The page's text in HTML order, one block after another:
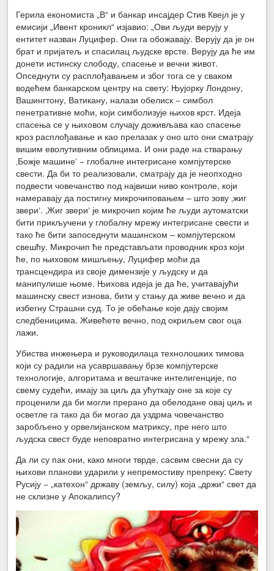
Герила економиста „В“ и банкар инсајдер Стив Квејл је у
емисији „Ивент кроникл“ изјавио: „Ови људи верују у
ентитет назван Луцифер. Они га обожавају. Верују да је он
брат и пријатељ и спасилац људске врсте. Верују да ће им
донети истинску слободу, спасење и вечни живот.
Опседнути су расплођавањем и због тога се у сваком
водећем банкарском центру на свету: Њујорку Лондону,
Вашингтону, Ватикану, налази обелиск − симбол
пенетративне моћи, који симболизује њихов крст. Идеја
спасења се у њиховом случају доживљава као спасење
кроз расплођавање и као прелазак у оно што они сматрају
вишим еволутивним облицима. И они раде на стварању
‚Божје машине‘ − глобалне интегрисане компјутерске
свести. Да би то реализовали, сматрају да је неопходно
подвести човечанство под највиши ниво контроле, који
намеравају да постигну микрочиповањем – што зову ‚жиг
звери‘. ‚Жиг звери‘ је микрочип којим ће људи аутоматски
бити прикључени у глобалну мрежу интегрисане свести и
тако ће бити запоседнути машинском – компјутерском
свешћу. Микрочип ће представљати проводник кроз који
ће, по њиховом мишљењу, Луцифер моћи да
трансцендира из своје димензије у људску и да
манипулише њоме. Њихова идеја је да ће, учитавајући
машинску свест изнова, бити у стању да живе вечно и да
избегну Страшни суд. То је обећање које дају својим
следбеницима. Живећете вечно, под окриљем свог оца
лажи.
Убиства инжењера и руководилаца технолошких тимова
који су радили на усавршавању брзе компјутерске
технологије, алгоритама и вештачке интелигенције, по
свему судећи, имају за циљ да ућуткају оне за које су
проценили да би могли прерано да обелодане овај циљ и
осветле га тако да би могао да уздрма човечанство
заробљено у орвелијанском матриксу, пре него што
људска свест буде неповратно интегрисана у мрежу зла.“
Да ли су пак они, како многи тврде, сасвим свесни да су
њихови планови ударили у непремостиву препреку: Свету
Русију − „катехон“ државу (земљу, силу) која „држи“ свет да
не склизне у Апокалипсу?